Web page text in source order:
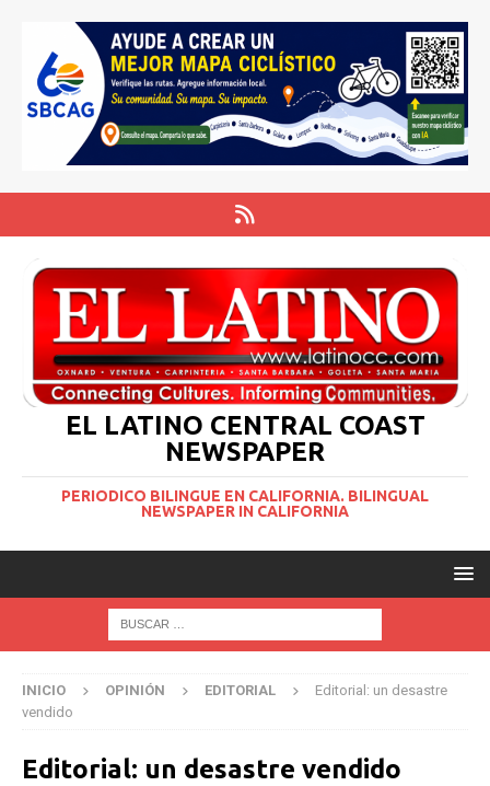
EL LATINO CENTRAL COAST
NEWSPAPER
PERIODICO BILINGUE EN CALIFORNIA. BILINGUAL
NEWSPAPER IN CALIFORNIA
INICIO OPINIÓN EDITORIAL
Editorial: un desastre
vendido
Editorial: un desastre vendido